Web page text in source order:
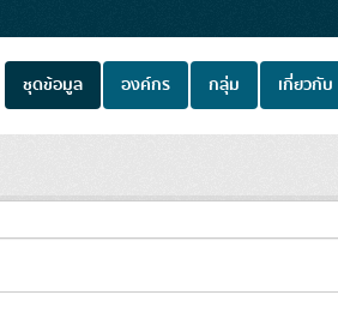
ชุดข้อมูล องค์กร กลุ่ม เกี่ยวกับ